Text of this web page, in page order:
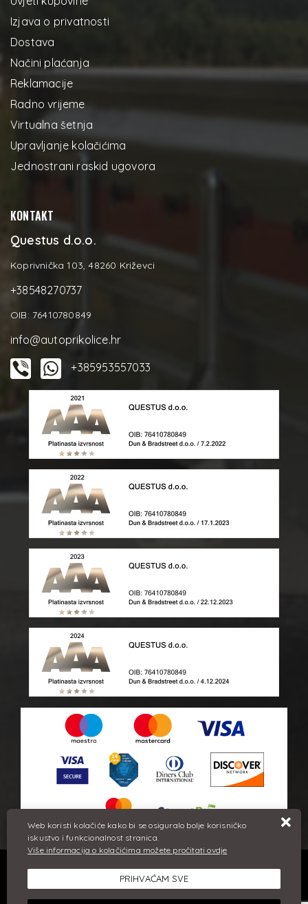
Izjava o privatnosti
Dostava
Načini plaćanja
Reklamacije
Radno vrijeme
Virtualna šetnja
Upravljanje kolačićima
Jednostrani raskid ugovora
KONTAKT
Questus d.o.o.
Koprivnička 103, 48260 Križevci
+38548270737
OIB: 76410780849
info@autoprikolice.hr
+385953557033
što bolji i točniji opis i sliku. Unatoč tome, ne možemo
garantirati da su svi navedeni podaci i slike u potpunosti točni.
Web koristi kolačiće kako bi se osiguralo bolje korisničko
iskustvo i funkcionalnost stranica.
Više informacija o kolačićima možete pročitati ovdje
PRIHVAĆAM SVE